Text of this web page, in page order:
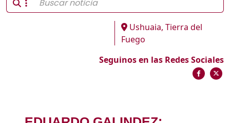
Ushuaia, Tierra del
Fuego
Seguinos en las Redes Sociales